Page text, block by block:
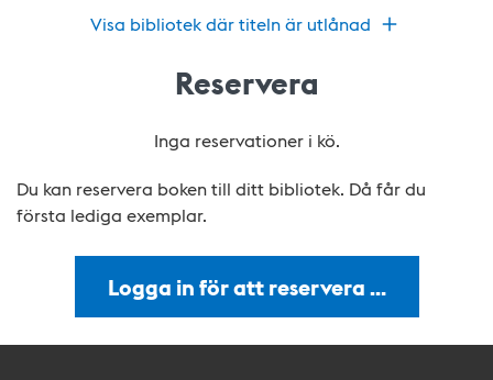
Visa bibliotek där titeln är utlånad
Reservera
Inga reservationer i kö.
Du kan reservera boken till ditt bibliotek. Då får du
första lediga exemplar.
Logga in för att reservera …